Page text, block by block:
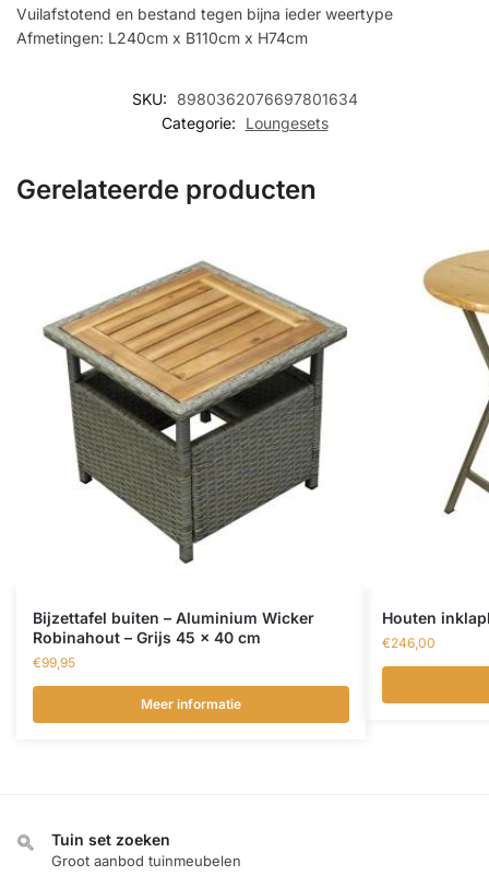
Vuilafstotend en bestand tegen bijna ieder weertype
Afmetingen: L240cm x B110cm x H74cm
SKU:
8980362076697801634
Categorie:
Loungesets
Gerelateerde producten
Bijzettafel buiten – Aluminium Wicker
Robinahout – Grijs 45 x 40 cm
€99,95
Meer informatie
Houten
€246,00
Tuin set zoeken
Groot aanbod tuinmeubelen